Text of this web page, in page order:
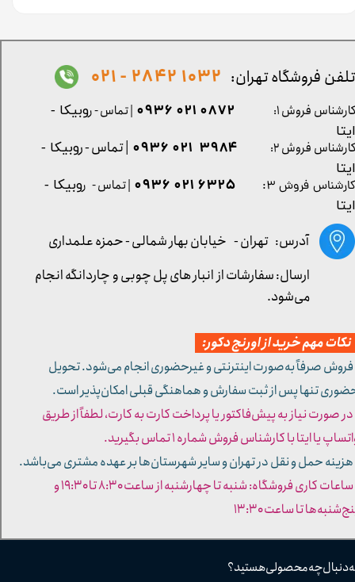
دنبال چه محصولی هستید؟
کارشناس فروش ۳: ۶۳۲۵ ۰۲۱ ۰۹۳۶ | تماس - روبیکا -
ایتا
آدرس: تهران - خیابان بهار شمالی - حمزه علمداری
تلفن فروشگاه تهران: 1032 2842 - 021
مهم خرید از اورنج دکور:
صرفاً به‌صورت اینترنتی و غیرحضوری انجام می‌شود. تحویل
تنها پس از ثبت سفارش و هماهنگی قبلی امکان‌پذیر است.
صورت نیاز به پیش‌فاکتور یا پرداخت کارت به کارت، لطفاً از طریق
یا ایتا با کارشناس فروش شماره ۱ تماس بگیرید.
حمل و نقل در تهران و سایر شهرستان‌ها بر عهده مشتری می‌باشد.
- ساعات کاری فروشگاه: شنبه تا چهارشنبه از ساعت ۸:۳۰ تا ۱۹:۳۰ و
تا ساعت ۱۳:۳۰​​​​​​​
کارشناس فروش ۱: 0872 021 0936 | تماس - روبیکا -
ایتا
کارشناس فروش ۲:
۳۹۸۴ ۰۲۱ ۰۹۳۶ | تماس - روبیکا -
ایتا
ارسال: سفارشات از انبار های پل چوبی و چاردانگه انجام
می‌شود.